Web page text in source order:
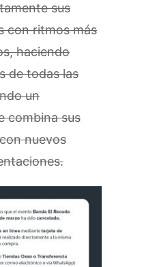
sus
con ritmos más
haciendo
de todas las
un
combina sus
nuevos